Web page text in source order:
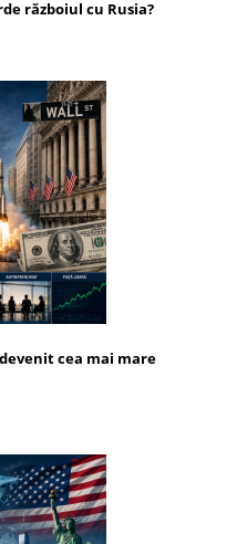
războiul cu Rusia?
cea mai mare